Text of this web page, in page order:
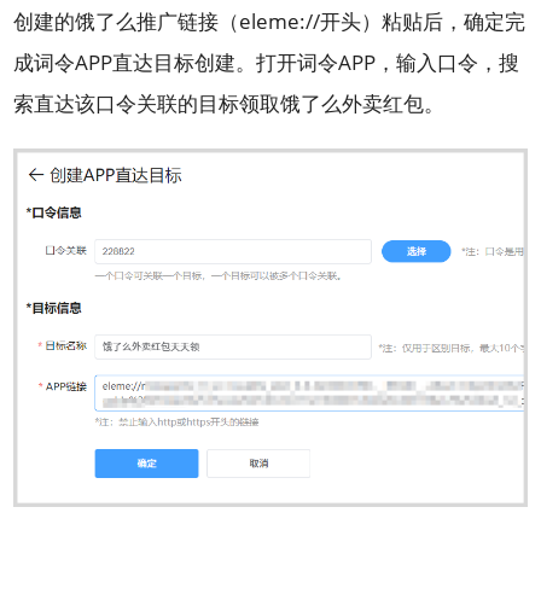
创建的饿了么推广链接（eleme://开头）粘贴后，确定完
成词令APP直达目标创建。打开词令APP，输入口令，搜
索直达该口令关联的目标领取饿了么外卖红包。